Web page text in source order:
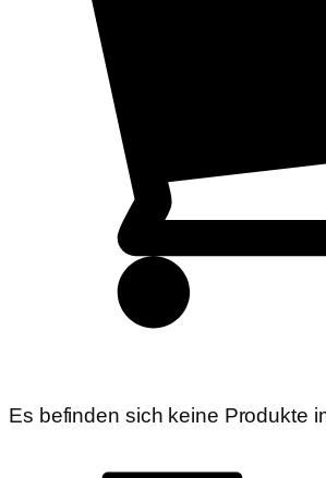
Es befinden sich keine Produkte